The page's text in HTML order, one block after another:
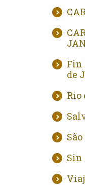
Fin
de
Rio
Sin